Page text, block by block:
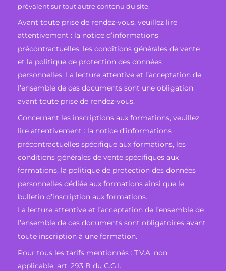
prévalent sur tout autre contenu du site.
Avant toute prise de rendez-vous, veuillez lire
attentivement : la notice d’informations
précontractuelles, les conditions générales de vente
et la politique de protection des données
personnelles. La lecture attentive et l’acceptation de
l’ensemble de ces documents sont une obligation
avant toute prise de rendez-vous.
Concernant les inscriptions aux formations, veuillez
lire attentivement : la notice d’informations
précontractuelles spécifique aux formations, les
conditions générales de vente spécifiques aux
formations, la politique de protection des données
personnelles dédiée aux formations ainsi que le
bulletin d’inscription aux formations.
La lecture attentive et l’acceptation de l’ensemble de
l’ensemble de ces documents sont obligatoires avant
toute inscription à une formation.
Pour tous les tarifs mentionnés : T.V.A. non
applicable, art. 293 B du C.G.I.